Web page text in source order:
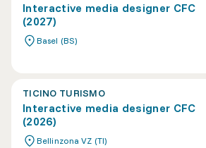
Interactive media designer CFC
(2027)
Basel (BS)
TICINO TURISMO
Interactive media designer CFC
(2026)
Bellinzona VZ (TI)